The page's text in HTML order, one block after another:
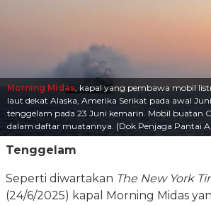
Morning Midas, kapal yang pembawa mobil
laut dekat Alaska, Amerika Serikat pada awal
tenggelam pada 23 Juni kemarin. Mobil buatan
dalam daftar muatannya. [Dok Penjaga Pantai
Tenggelam
Seperti diwartakan The New York
(24/6/2025) kapal Morning Midas